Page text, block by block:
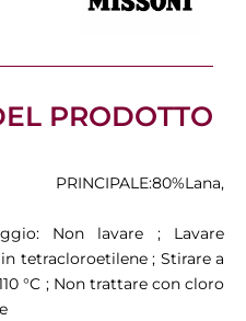
PRODOTTO
Non lavare ; Lavare
tetracloroetilene ; Stirare a
°C ; Non trattare con cloro